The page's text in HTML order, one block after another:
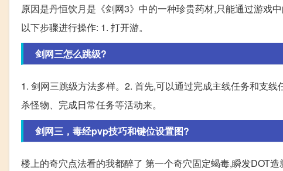
原因是丹恒饮月是《剑网3》中的一种珍贵药材,只能通过游戏
以下步骤进行操作: 1. 打开游。
剑网三怎么跳级?
1. 剑网三跳级方法多样。2. 首先,可以通过完成主线任务和支
杀怪物、完成日常任务等活动来。
剑网三，毒经pvp技巧和键位设置图?
楼上的奇穴点法看的我都醉了 第一个奇穴固定蝎毒,瞬发DOT